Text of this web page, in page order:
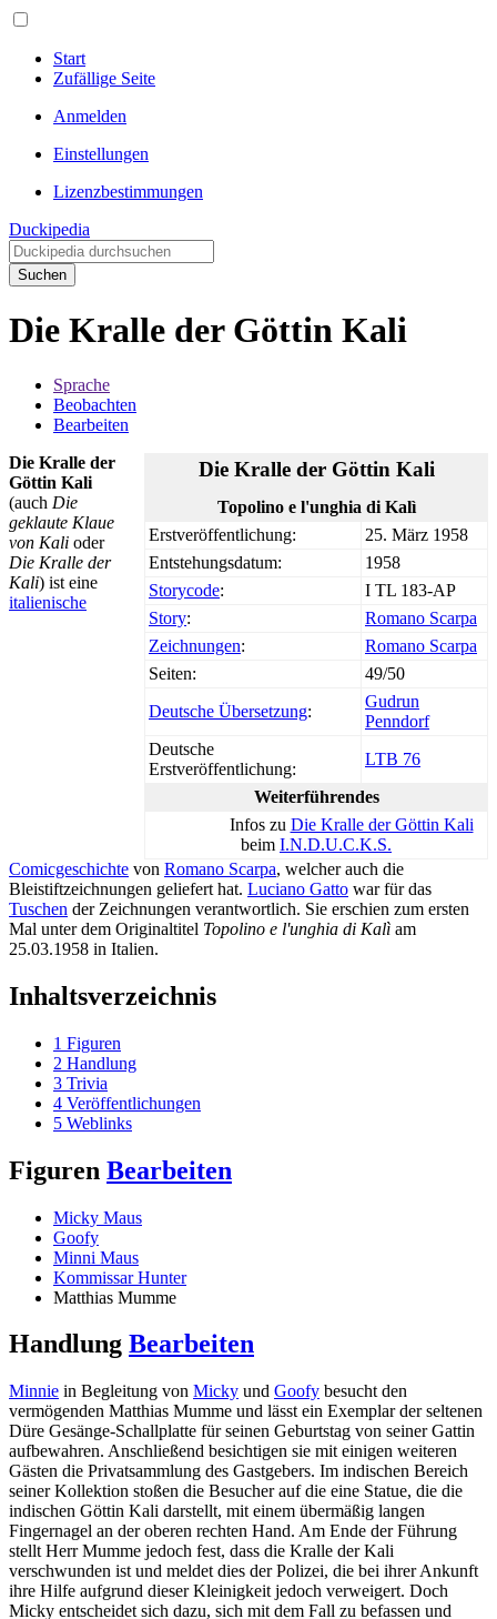
Start
Zufällige Seite
Anmelden
Einstellungen
Lizenzbestimmungen
Duckipedia
Suchen
Die Kralle der Göttin Kali
Sprache
Beobachten
Bearbeiten
Die Kralle der Göttin Kali
Topolino e l'unghia di Kalì
Erstveröffentlichung:
25. März 1958
Entstehungsdatum:
1958
Storycode:
I TL 183-AP
Story:
Romano Scarpa
Zeichnungen:
Romano Scarpa
Seiten:
49/50
Deutsche Übersetzung:
Gudrun
Penndorf
Deutsche
Erstveröffentlichung:
LTB 76
Weiterführendes
Infos zu Die Kralle der Göttin Kali
beim I.N.D.U.C.K.S.
Die Kralle der
Göttin Kali
(auch Die
geklaute Klaue
von Kali oder
Die Kralle der
Kali) ist eine
italienische
Comicgeschichte von Romano Scarpa, welcher auch die
Bleistiftzeichnungen geliefert hat. Luciano Gatto war für das
Tuschen der Zeichnungen verantwortlich. Sie erschien zum ersten
Mal unter dem Originaltitel Topolino e l'unghia di Kalì am
25.03.1958 in Italien.
Inhaltsverzeichnis
1 Figuren
2 Handlung
3 Trivia
4 Veröffentlichungen
5 Weblinks
Figuren Bearbeiten
Micky Maus
Goofy
Minni Maus
Kommissar Hunter
Matthias Mumme
Handlung Bearbeiten
Minnie in Begleitung von Micky und Goofy besucht den
vermögenden Matthias Mumme und lässt ein Exemplar der seltenen
Düre Gesänge-Schallplatte für seinen Geburtstag von seiner Gattin
aufbewahren. Anschließend besichtigen sie mit einigen weiteren
Gästen die Privatsammlung des Gastgebers. Im indischen Bereich
seiner Kollektion stoßen die Besucher auf die eine Statue, die die
indischen Göttin Kali darstellt, mit einem übermäßig langen
Fingernagel an der oberen rechten Hand. Am Ende der Führung
stellt Herr Mumme jedoch fest, dass die Kralle der Kali
verschwunden ist und meldet dies der Polizei, die bei ihrer Ankunft
ihre Hilfe aufgrund dieser Kleinigkeit jedoch verweigert. Doch
Micky entscheidet sich dazu, sich mit dem Fall zu befassen und